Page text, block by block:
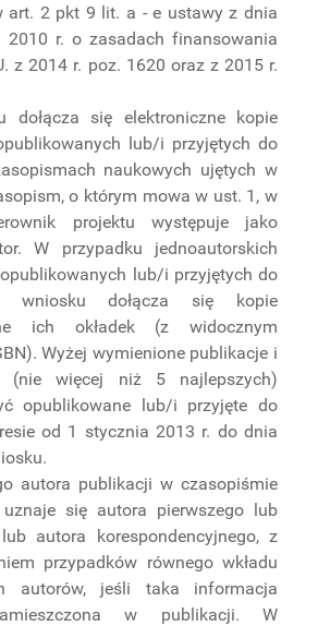
art. 2 pkt 9 lit. a - e ustawy z dnia
2010 r. o zasadach finansowania
z 2014 r. poz. 1620 oraz z 2015 r.
dołącza się elektroniczne kopie
lub/i przyjętych do
naukowych ujętych w
o którym mowa w ust. 1, w
projektu występuje jako
W przypadku jednoautorskich
lub/i przyjętych do
wniosku dołącza się kopie
ich okładek (z widocznym
Wyżej wymienione publikacje i
(nie więcej niż 5 najlepszych)
opublikowane lub/i przyjęte do
od 1 stycznia 2013 r. do dnia
autora publikacji w czasopiśmie
się autora pierwszego lub
autora korespondencyjnego, z
przypadków równego wkładu
autorów, jeśli taka informacja
w publikacji. W